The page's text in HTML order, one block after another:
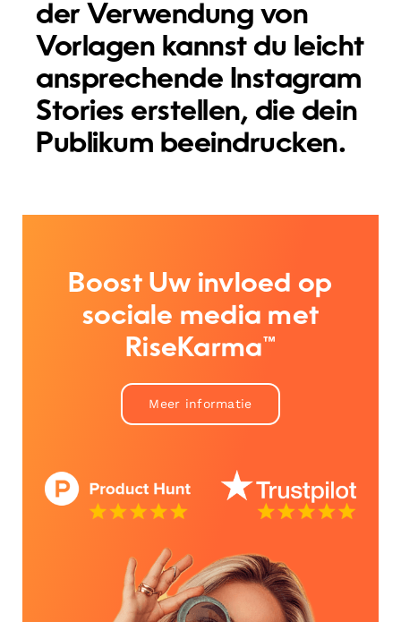
der Verwendung von
Vorlagen kannst du leicht
ansprechende Instagram
Stories erstellen, die dein
Publikum beeindrucken.
Boost Uw invloed op
sociale media met
RiseKarma™
Meer informatie